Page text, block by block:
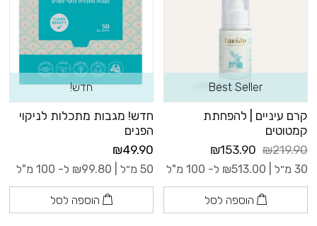
Best Seller
קרם עיניים | להפחתת
קמטוטים
₪219.90
₪153.90
30 מ״ל | ₪513.00 ל- 100 מ"ל
הוספה לסל
חדש!
חדש! מגבות מתכלות לניקוי
הפנים
₪49.90
50 מ״ל | ₪99.80 ל- 100 מ"ל
הוספה לסל